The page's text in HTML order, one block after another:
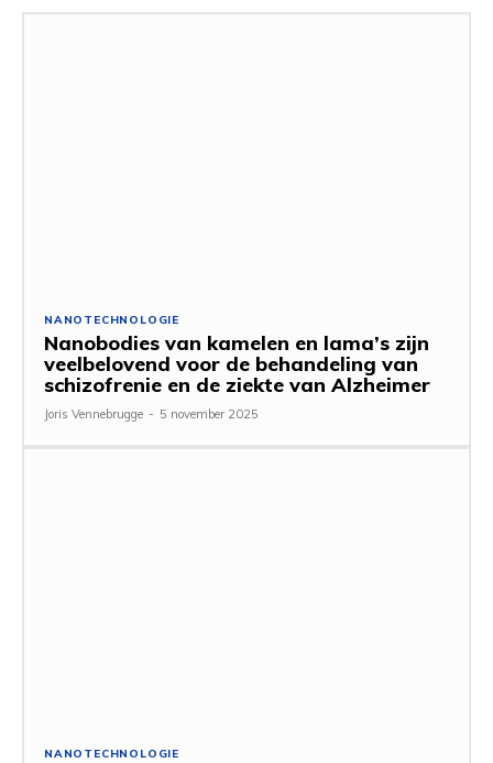
NANOTECHNOLOGIE
Nanobodies van kamelen en lama’s zijn
veelbelovend voor de behandeling van
schizofrenie en de ziekte van Alzheimer
Joris Vennebrugge - 5 november 2025
NANOTECHNOLOGIE